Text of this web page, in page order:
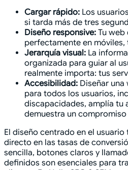
Cargar rápido: Los
si tarda más de tres
Diseño responsive: Tu web
perfectamente en
Jerarquía visual: La
organizada para guiar al
realmente importa: tus
Accesibilidad: Diseñar
para todos los usuarios,
discapacidades, amplía tu
demuestra un
El diseño centrado en el
directo en las tasas de
sencilla, botones claros y
definidos son esenciales para